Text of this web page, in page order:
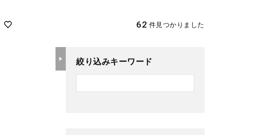
62 件見つかりました
絞り込みキーワード